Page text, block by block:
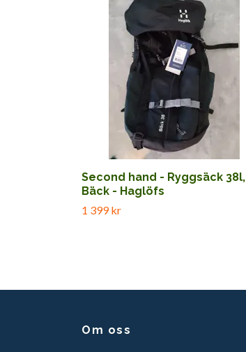
Second hand - Ryggsäck 38l,
Bäck - Haglöfs
1 399 kr
Om oss